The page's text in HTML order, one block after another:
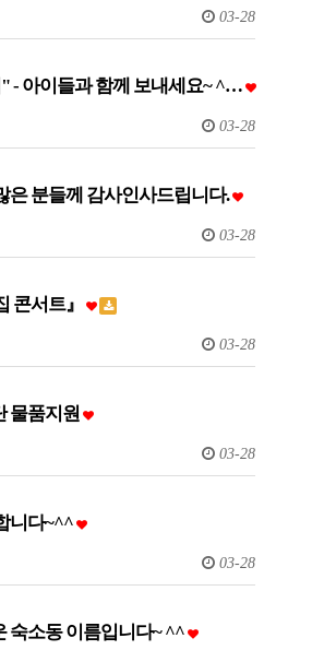
03-28
- 아이들과 함께 보내세요~ ^…
03-28
은 분들께 감사인사드립니다.
03-28
콘서트』
03-28
물품지원
03-28
니다~^^
03-28
숙소동 이름입니다~ ^^